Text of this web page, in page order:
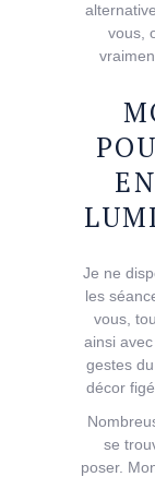
vous,
Je ne
les
vous,
ainsi
gestes
décor
se
poser.